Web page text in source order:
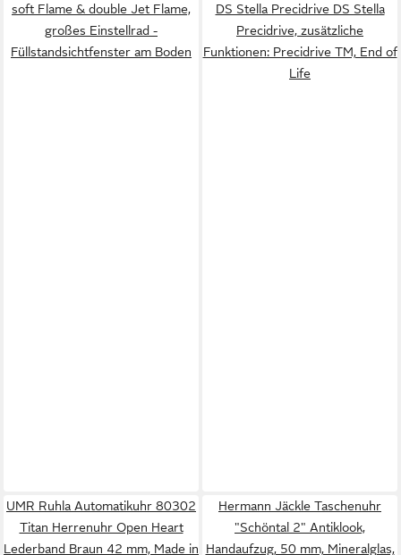
soft Flame & double Jet Flame,
großes Einstellrad -
Füllstandsichtfenster am Boden
DS Stella Precidrive DS Stella
Precidrive, zusätzliche
Funktionen: Precidrive TM, End of
Life
UMR Ruhla Automatikuhr 80302
Titan Herrenuhr Open Heart
Lederband Braun 42 mm, Made in
Hermann Jäckle Taschenuhr
"Schöntal 2" Antiklook,
Handaufzug, 50 mm, Mineralglas,